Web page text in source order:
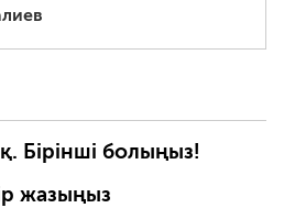
Бірінші болыңыз!
жазыңыз